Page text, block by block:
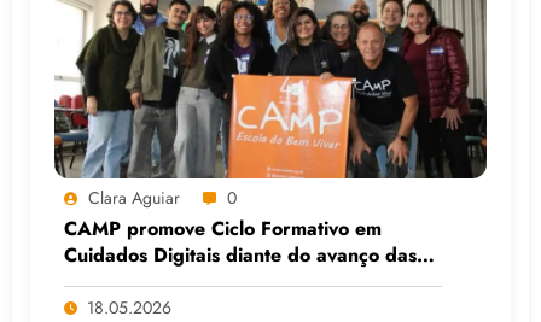
Clara Aguiar 0
CAMP promove Ciclo Formativo em
Cuidados Digitais diante do avanço das
Big Techs e da IA
18.05.2026